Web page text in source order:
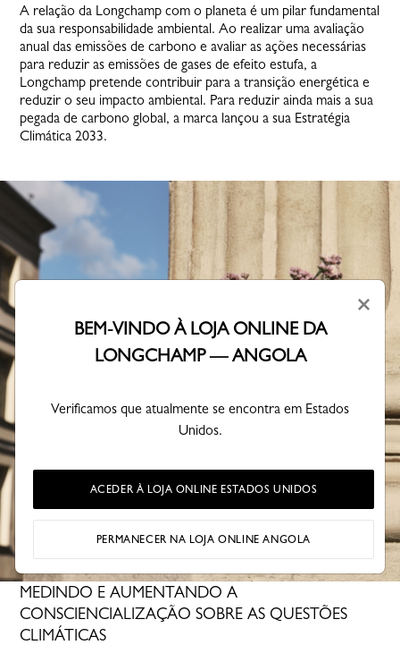
A relação da Longchamp com o planeta é um pilar fundamental
da sua responsabilidade ambiental. Ao realizar uma avaliação
anual das emissões de carbono e avaliar as ações necessárias
para reduzir as emissões de gases de efeito estufa, a
Longchamp pretende contribuir para a transição energética e
reduzir o seu impacto ambiental. Para reduzir ainda mais a sua
pegada de carbono global, a marca lançou a sua Estratégia
Climática 2033.
MEDINDO E AUMENTANDO A
CONSCIENCIALIZAÇÃO SOBRE AS QUESTÕES
CLIMÁTICAS
×
BEM-VINDO À LOJA ONLINE DA
LONGCHAMP — ANGOLA
Verificamos que atualmente se encontra em Estados
Unidos.
ACEDER À LOJA ONLINE ESTADOS UNIDOS
PERMANECER NA LOJA ONLINE ANGOLA